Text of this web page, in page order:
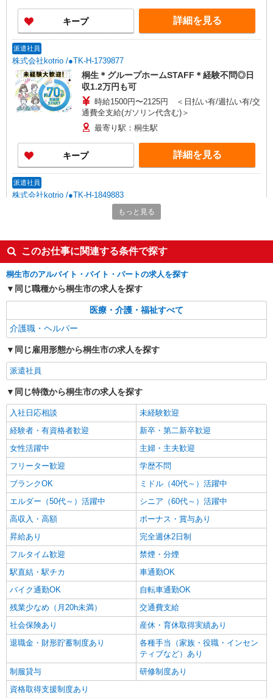
キープ 詳細を見る
派遣社員
株式会社kotrio /●TK-H-1739877
桐生＊グループホームSTAFF＊経験不問◎日
収1.2万円も可
時給1500円〜2125円 ＜日払い有/週払い有/交
通費全支給(ガソリン代含む)＞
最寄り駅：桐生駅
キープ 詳細を見る
派遣社員
株式会社kotrio /●TK-H-1849883
＼日払いOK／夕方退社可♪デイサービス
STAFF急募＊新桐生
通費全支給(ガソリン代含む)＞
桐生市｜新桐生駅
キープ
株式会社kotrio /●TK-H-1880112
高級ホテルのような空間＊。新桐生駅そば▼サ
高住で見回りやお話相手など
通費全支給(ガソリン代含む)＞
桐生市｜新桐生駅
キープ 詳細を見る
派遣社員
株式会社kotrio /●TK-H-1562313
新桐生駅≫高収入！シニア向け高級マンション
職員募集＊.・：゜
時給1500円〜2125円 ＜日払い有/週払い有/交
通費全支給(ガソリン代含む)＞
桐生市｜新桐生駅
キープ 詳細を見る
派遣社員
株式会社kotrio /●TK-H-2099731
新桐生駅｜まずは送迎業務で活躍しよう◎デイ
サービスSTAFF
時給1500円〜2125円 ＜日払い有/週払い有/交
通費全支給(ガソリン代含む)＞
桐生市 ◆来社不要/面接なし
キープ
もっと見る
このお仕事に関連する条件で探す
桐生市のアルバイト・バイト・パートの求人を探す
同じ職種から桐生市の求人を探す
医療・介護・福祉すべて
介護職・ヘルパー
同じ雇用形態から桐生市の求人を探す
派遣社員
同じ特徴から桐生市の求人を探す
入社日応相談
未経験歓迎
経験者・有資格者歓迎
新卒・第二新卒歓迎
女性活躍中
主婦・主夫歓迎
フリーター歓迎
学歴不問
ブランクOK
ミドル（40代～）活躍中
エルダー（50代～）活躍中
シニア（60代～）活躍中
高収入・高額
ボーナス・賞与あり
昇給あり
完全週休2日制
フルタイム歓迎
禁煙・分煙
駅直結・駅チカ
車通勤OK
バイク通勤OK
自転車通勤OK
残業少なめ（月20h未満）
交通費支給
社会保険あり
産休・育休取得実績あり
退職金・財形貯蓄制度あり
各種手当（家族・役職・インセン
ティブなど）あり
制服貸与
研修制度あり
資格取得支援制度あり